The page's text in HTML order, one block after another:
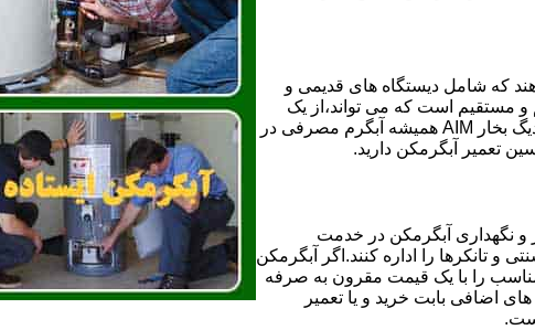
که شامل دیستگاه های قدیمی و
آب غیر مستقیم و مستقیم است که می تواند،از یک
سیستم دیگ بخار با کارآمدترین دیگهای آب مصرفی نیاز دارید و شما با استفاده از دیگ بخار AIM همیشه آبگرم مصرفی در
تعمیر آبگرمکن دارید.
و نگهداری آبگرمکن در خدمت
تانکرها را اداره کنند.اگر آبگرمکن
مناسب را با یک قیمت مقرون به صرفه
اضافی بابت خرید و یا تعمیر